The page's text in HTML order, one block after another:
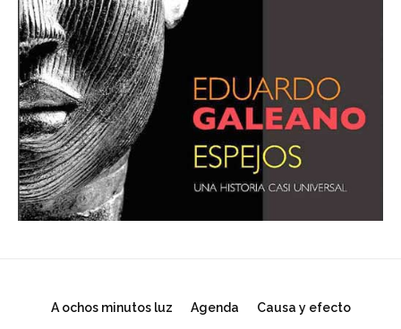
A ochos minutos luz Agenda Causa y efecto